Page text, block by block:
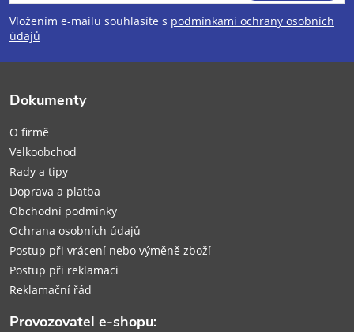
p
a
Vložením e-mailu souhlasíte s podmínkami ochrany osobních
údajů
Dokumenty
O firmě
Velkoobchod
Rady a tipy
Doprava a platba
Obchodní podmínky
Ochrana osobních údajů
Postup při vrácení nebo výměně zboží
Postup při reklamaci
Reklamační řád
Provozovatel e-shopu: